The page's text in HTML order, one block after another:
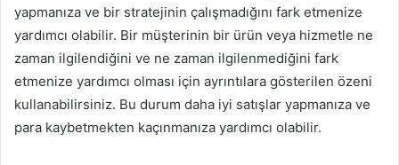
yapmanıza ve bir stratejinin çalışmadığını fark etmenize
yardımcı olabilir. Bir müşterinin bir ürün veya hizmetle ne
zaman ilgilendiğini ve ne zaman ilgilenmediğini fark
etmenize yardımcı olması için ayrıntılara gösterilen özeni
kullanabilirsiniz. Bu durum daha iyi satışlar yapmanıza ve
para kaybetmekten kaçınmanıza yardımcı olabilir.